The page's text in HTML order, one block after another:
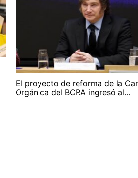
El proyecto de reforma de la
Orgánica del BCRA ingresó al...